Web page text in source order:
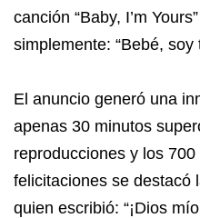
canción “Baby, I’m
simplemente: “Bebé, soy
El anuncio generó una
apenas 30 minutos
reproducciones y los 700
felicitaciones se destacó
quien escribió: “¡Dios